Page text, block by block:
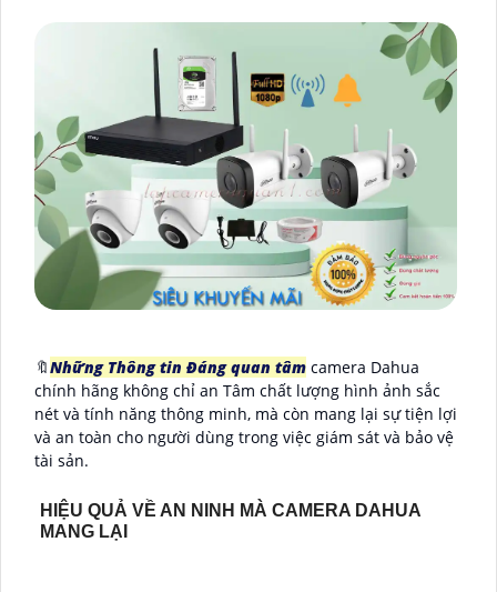
🔖Những Thông tin Đáng quan tâm camera Dahua
chính hãng không chỉ an Tâm chất lượng hình ảnh sắc
nét và tính năng thông minh, mà còn mang lại sự tiện lợi
và an toàn cho người dùng trong việc giám sát và bảo vệ
tài sản.
HIỆU QUẢ VỀ AN NINH MÀ CAMERA DAHUA
MANG LẠI